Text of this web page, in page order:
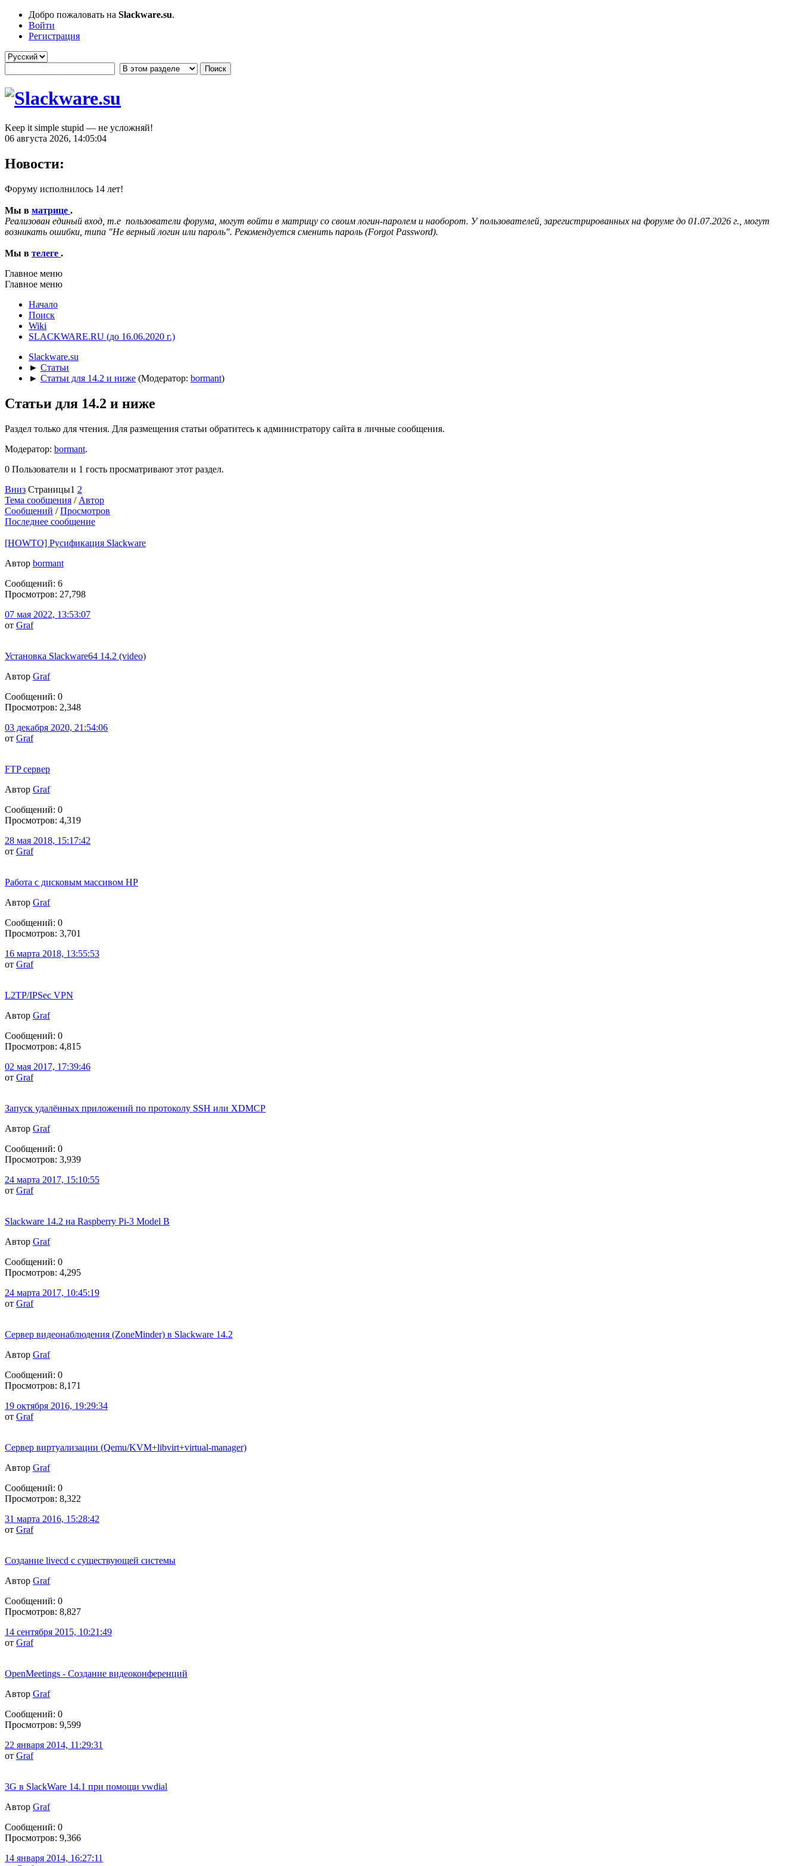
Добро пожаловать на Slackware.su.
Войти
Регистрация
Keep it simple stupid — не усложняй!
06 августа 2026, 14:05:04
Новости:
Форуму исполнилось 14 лет!
Мы в матрице .
Реализован единый вход, т.е пользователи форума, могут войти в матрицу со своим логин-паролем и наоборот. У пользователей, зарегистрированных на форуме до 01.07.2026 г., могут
возникать ошибки, типа "Не верный логин или пароль". Рекомендуется сменить пароль (Forgot Password).
Мы в телеге .
Главное меню
Главное меню
Начало
Поиск
Wiki
SLACKWARE.RU (до 16.06.2020 г.)
Slackware.su
► Статьи
► Статьи для 14.2 и ниже (Модератор: bormant)
Статьи для 14.2 и ниже
Раздел только для чтения. Для размещения статьи обратитесь к администратору сайта в личные сообщения.
Модератор: bormant.
0 Пользователи и 1 гость просматривают этот раздел.
Вниз Страницы1 2
Тема сообщения / Автор
Сообщений /Просмотров
Последнее сообщение
[HOWTO] Русификация Slackware
Автор bormant
Сообщений: 6
Просмотров: 27,798
07 мая 2022, 13:53:07
от Graf
Установка Slackware64 14.2 (video)
Автор Graf
Сообщений: 0
Просмотров: 2,348
03 декабря 2020, 21:54:06
от Graf
FTP сервер
Автор Graf
Сообщений: 0
Просмотров: 4,319
28 мая 2018, 15:17:42
от Graf
Работа с дисковым массивом HP
Автор Graf
Сообщений: 0
Просмотров: 3,701
16 марта 2018, 13:55:53
от Graf
L2TP/IPSec VPN
Автор Graf
Сообщений: 0
Просмотров: 4,815
02 мая 2017, 17:39:46
от Graf
Запуск удалённых приложений по протоколу SSH или XDMCP
Автор Graf
Сообщений: 0
Просмотров: 3,939
24 марта 2017, 15:10:55
от Graf
Slackware 14.2 на Raspberry Pi-3 Model B
Автор Graf
Сообщений: 0
Просмотров: 4,295
24 марта 2017, 10:45:19
от Graf
Сервер видеонаблюдения (ZoneMinder) в Slackware 14.2
Автор Graf
Сообщений: 0
Просмотров: 8,171
19 октября 2016, 19:29:34
от Graf
Сервер виртуализации (Qemu/KVM+libvirt+virtual-manager)
Автор Graf
Сообщений: 0
Просмотров: 8,322
31 марта 2016, 15:28:42
от Graf
Создание livecd с существующей системы
Автор Graf
Сообщений: 0
Просмотров: 8,827
14 сентября 2015, 10:21:49
от Graf
OpenMeetings - Создание видеоконференций
Автор Graf
Сообщений: 0
Просмотров: 9,599
22 января 2014, 11:29:31
от Graf
3G в SlackWare 14.1 при помощи vwdial
Автор Graf
Сообщений: 0
Просмотров: 9,366
14 января 2014, 16:27:11